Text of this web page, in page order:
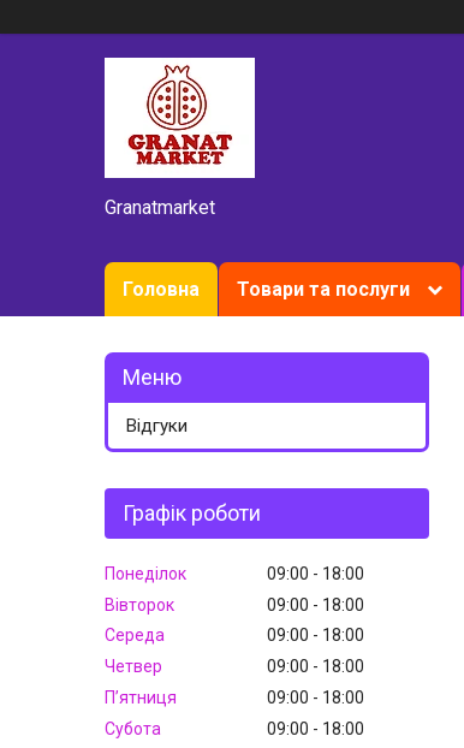
Granatmarket
Головна Товари та послуги
Відгуки
Графік роботи
Понеділок 09:00
18:00
Вівторок
09:00
18:00
Середа
09:00
18:00
Четвер
09:00
18:00
Пʼятниця
09:00
18:00
Субота
09:00
18:00